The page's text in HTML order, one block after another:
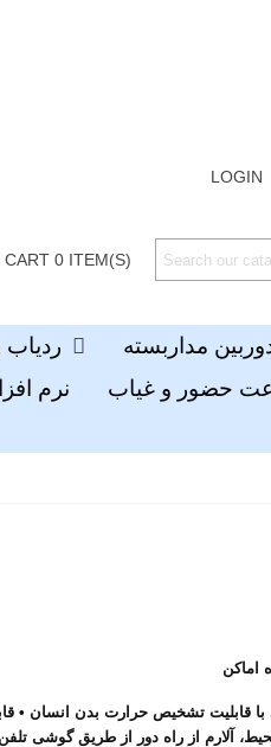
LOGIN
CART 0 ITEM(S)
مداربسته
نرم
حضور و غیاب
اماکن
آلارم از راه دور از طریق گوشی